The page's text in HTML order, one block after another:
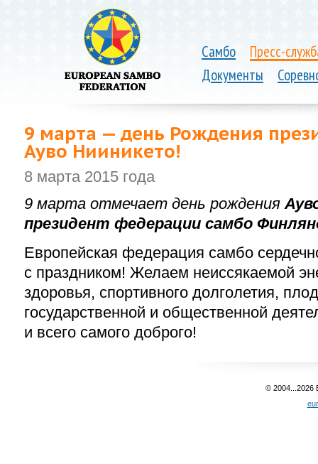
Самбо
Пресс-
Документы
9 марта — день Рождения
Ауво Нииникето!
8 марта 2015 года
9 марта отмечает день рождения
президент федерации самбо
Европейская федерация самбо
с праздником! Желаем неиссякаемой
здоровья, спортивного долголетия,
государственной и общественной
и всего самого доброго!
© 2004...2026